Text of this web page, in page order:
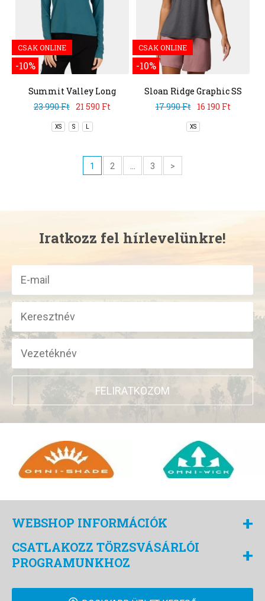
CSAK ONLINE
-10%
Summit Valley Long
Sleeve Crew
23 990 Ft 21 590 Ft
XS S L
CSAK ONLINE
-10%
Sloan Ridge Graphic SS
Tee
17 990 Ft 16 190 Ft
XS
1 2 3 >
Iratkozz fel hírlevelünkre!
FELIRATKOZOM
WEBSHOP INFORMÁCIÓK +
CSATLAKOZZ TÖRZSVÁSÁRLÓI
PROGRAMUNKHOZ
+